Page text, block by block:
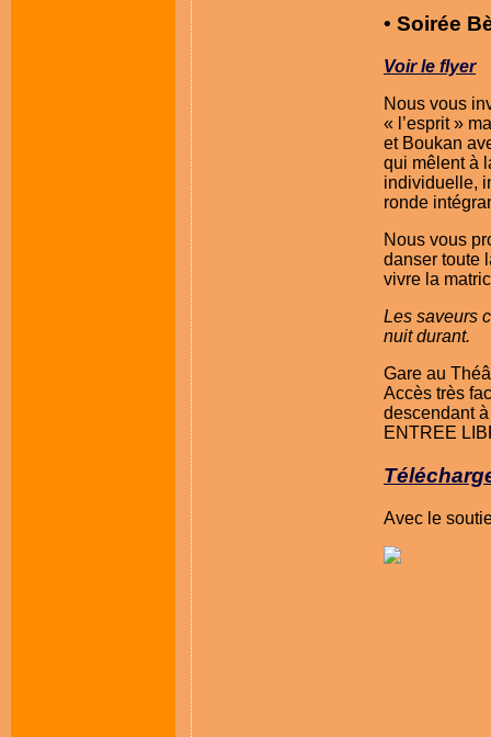
• Soirée
Voir le flyer
Nous vous
« l’esprit »
et Boukan
qui mêlent à
individuelle,
ronde
Nous vous
danser toute
vivre la
Les saveurs
nuit durant.
Gare au
Accès très
descendant
ENTREE
Avec le